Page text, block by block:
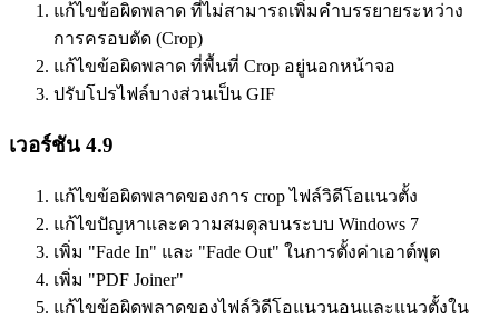
แก้ไขข้อผิดพลาด ที่ไม่สามารถเพิ่มคำบรรยายระหว่าง
การครอบตัด (Crop)
แก้ไขข้อผิดพลาด ที่พื้นที่ Crop อยู่นอกหน้าจอ
ปรับโปรไฟล์บางส่วนเป็น GIF
เวอร์ชัน 4.9
แก้ไขข้อผิดพลาดของการ crop ไฟล์วิดีโอแนวตั้ง
แก้ไขปัญหาและความสมดุลบนระบบ Windows 7
เพิ่ม "Fade In" และ "Fade Out" ในการตั้งค่าเอาต์พุต
เพิ่ม "PDF Joiner"
แก้ไขข้อผิดพลาดของไฟล์วิดีโอแนวนอนและแนวตั้งใน